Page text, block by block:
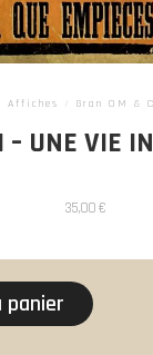
Affiches Gran OM &
– UNE VIE
35,00€
panier